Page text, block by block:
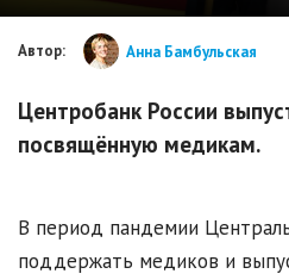
Автор: Анна Бамбульская
Центробанк России
посвящённую медикам.
В период пандемии
поддержать медиков и